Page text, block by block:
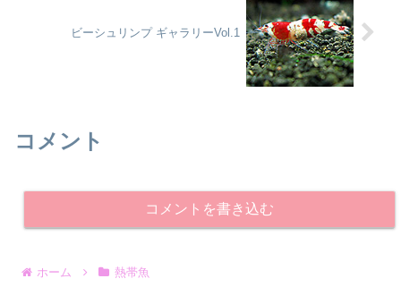
ビーシュリンプ ギャラリーVol.1
コメント
コメントを書き込む
ホーム 熱帯魚